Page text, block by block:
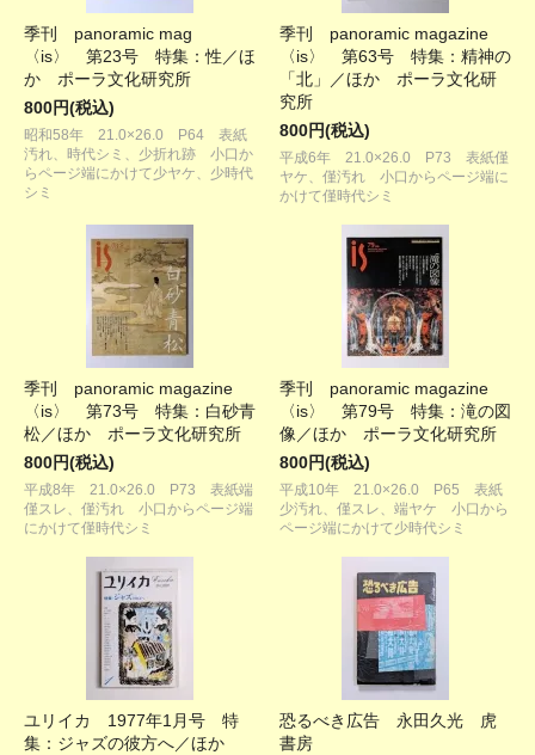
季刊 panoramic mag
〈is〉 第23号 特集：性／ほ
か ポーラ文化研究所
800円(税込)
昭和58年 21.0×26.0 P64 表紙
汚れ、時代シミ、少折れ跡 小口か
らページ端にかけて少ヤケ、少時代
シミ
季刊 panoramic magazine
〈is〉 第63号 特集：精神の
「北」／ほか ポーラ文化研
究所
800円(税込)
平成6年 21.0×26.0 P73 表紙僅
ヤケ、僅汚れ 小口からページ端に
かけて僅時代シミ
季刊 panoramic magazine
〈is〉 第73号 特集：白砂青
松／ほか ポーラ文化研究所
800円(税込)
平成8年 21.0×26.0 P73 表紙端
僅スレ、僅汚れ 小口からページ端
にかけて僅時代シミ
季刊 panoramic magazine
〈is〉 第79号 特集：滝の図
像／ほか ポーラ文化研究所
800円(税込)
平成10年 21.0×26.0 P65 表紙
少汚れ、僅スレ、端ヤケ 小口から
ページ端にかけて少時代シミ
ユリイカ 1977年1月号 特
集：ジャズの彼方へ／ほか
恐るべき広告 永田久光 虎
書房